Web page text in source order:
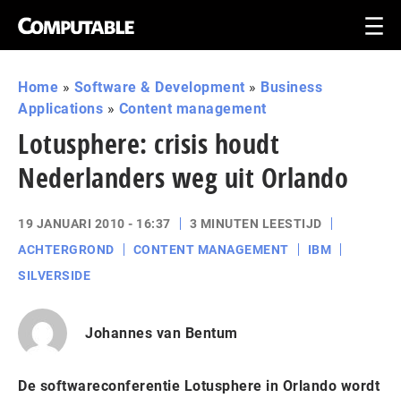
Home » Software & Development » Business
Applications » Content management
Lotusphere: crisis houdt
Nederlanders weg uit Orlando
19 JANUARI 2010 - 16:37
3 MINUTEN LEESTIJD
ACHTERGROND
CONTENT MANAGEMENT
IBM
SILVERSIDE
Johannes van Bentum
De softwareconferentie Lotusphere in Orlando wordt